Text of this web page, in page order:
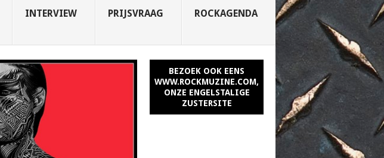
INTERVIEW PRIJSVRAAG ROCKAGENDA
BEZOEK OOK EENS
WWW.ROCKMUZINE.COM,
ONZE ENGELSTALIGE
ZUSTERSITE